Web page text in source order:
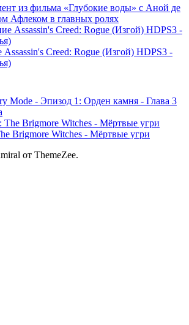
из фильма «Глубокие воды» с Аной де
Афлеком в главных ролях
Creed: Rogue (Изгой) HDPS3 -
Mode - Эпизод 1: Орден камня - Глава 3
Brigmore Witches - Мёртвые угри
от ThemeZee.